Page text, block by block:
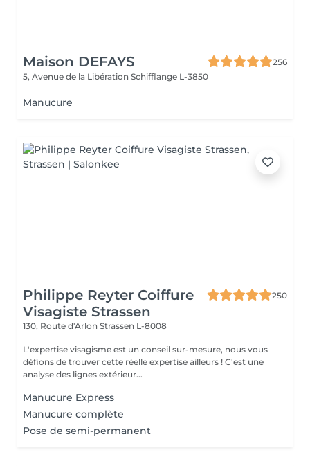
Maison DEFAYS
256
5, Avenue de la Libération Schifflange L-3850
Manucure
Philippe Reyter Coiffure
Visagiste Strassen
250
130, Route d'Arlon Strassen L-8008
L'expertise visagisme est un conseil sur-mesure, nous vous
défions de trouver cette réelle expertise ailleurs ! C'est une
analyse des lignes extérieur...
Manucure Express
Manucure complète
Pose de semi-permanent